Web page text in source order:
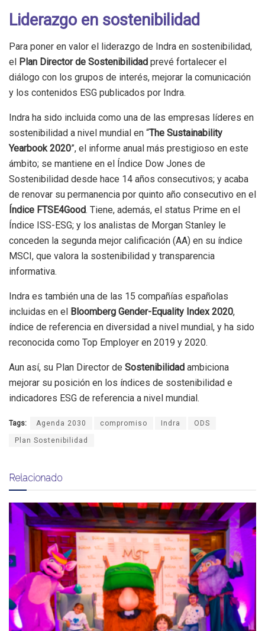
Liderazgo en sostenibilidad
Para poner en valor el liderazgo de Indra en sostenibilidad,
el Plan Director de Sostenibilidad prevé fortalecer el
diálogo con los grupos de interés, mejorar la comunicación
y los contenidos ESG publicados por Indra.
Indra ha sido incluida como una de las empresas líderes en
sostenibilidad a nivel mundial en “The Sustainability
Yearbook 2020”, el informe anual más prestigioso en este
ámbito; se mantiene en el Índice Dow Jones de
Sostenibilidad desde hace 14 años consecutivos; y acaba
de renovar su permanencia por quinto año consecutivo en el
Índice FTSE4Good. Tiene, además, el status Prime en el
Índice ISS-ESG; y los analistas de Morgan Stanley le
conceden la segunda mejor calificación (AA) en su índice
MSCI, que valora la sostenibilidad y transparencia
informativa.
Indra es también una de las 15 compañías españolas
incluidas en el Bloomberg Gender-Equality Index 2020,
índice de referencia en diversidad a nivel mundial, y ha sido
reconocida como Top Employer en 2019 y 2020.
Aun así, su Plan Director de Sostenibilidad ambiciona
mejorar su posición en los índices de sostenibilidad e
indicadores ESG de referencia a nivel mundial.
Tags: Agenda 2030 compromiso Indra ODS
Plan Sostenibilidad
Relacionado